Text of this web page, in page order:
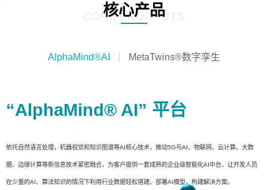
核心产品
CORE PRODUCTS
AlphaMind®AI MetaTwins®数字孪生
“AlphaMind® AI” 平台
依托自然语言处理，机器视觉和知识图谱等AI核心技术，推动5G与AI、物联网、云计算、大数
据、边缘计算等新信息技术紧密融合，为客户提供一套成熟的企业级智能化AI中台，让开发人员
在少量的AI、算法知识的情况下利用行业数据轻松搭建、部署AI模型，构建解决方案。